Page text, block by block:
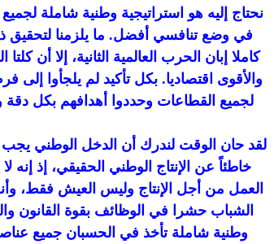
نحتاج إليه هو استراتيجية وطنية شاملة
في وضع تنافسي أفضل. ما يلزمنا لتحقيق ذلك
كاملا إبان الحرب العالمية الثانية، إلا أن
والأقوى اقتصاديا. بكل تأكيد لم يلجأوا
لجميع القطاعات وحددوا أهدافهم بكل دقة
لقد حان الوقت لندرك أن الدخل الوطني يجب
خاطئاً عن الإنتاج الوطني الحقيقي، إذ
العمل من أجل الإنتاج وليس العيش فقط،
الشباب حشرا في الوظائف بقوة القانون
وطنية شاملة تأخذ في الحسبان جميع